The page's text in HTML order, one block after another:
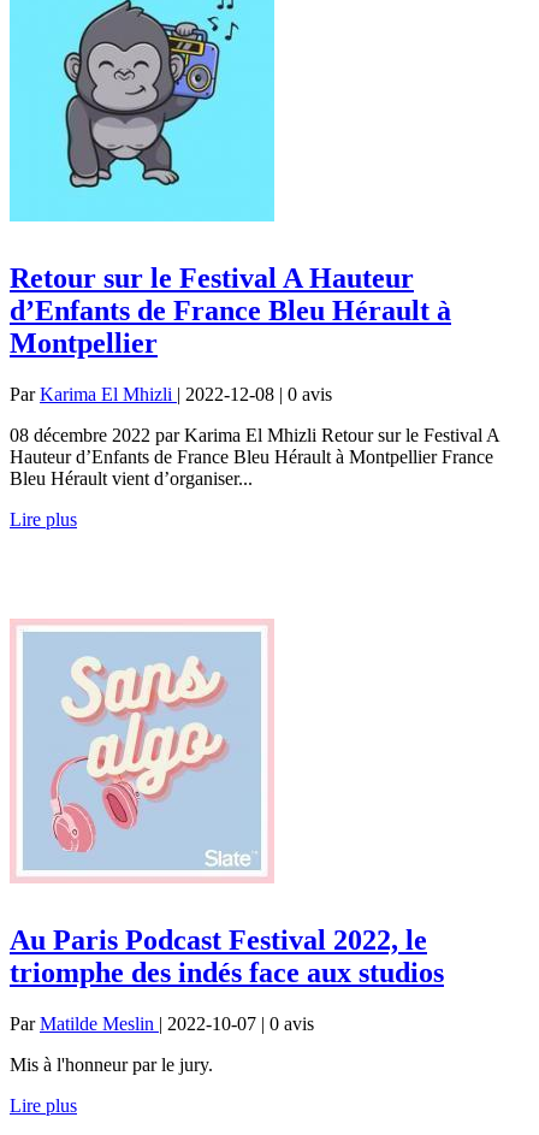
Retour sur le Festival A Hauteur
d’Enfants de France Bleu Hérault à
Montpellier
ParKarima El Mhizli | 2022-12-08 | 0 avis
08 décembre 2022 par Karima El Mhizli Retour sur le Festival A
Hauteur d’Enfants de France Bleu Hérault à Montpellier France
Bleu Hérault vient d’organiser...
Lire plus
Au Paris Podcast Festival 2022, le
triomphe des indés face aux studios
ParMatilde Meslin | 2022-10-07 | 0 avis
Mis à l'honneur par le jury.
Lire plus